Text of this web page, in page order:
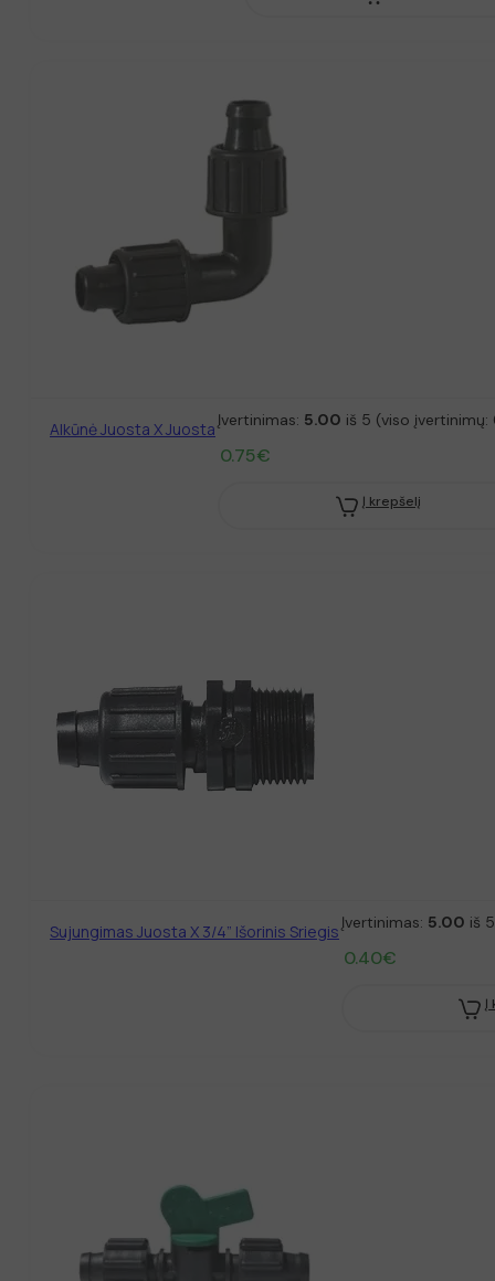
Alkūnė Juosta X Juosta Įvertinimas: 5.00 iš 5 (viso įvertinimų:
0.75€
Į krepšelį
Sujungimas Juosta X 3/4” Išorinis Sriegis Įvertinimas: 5.00 iš
0.40€
Į